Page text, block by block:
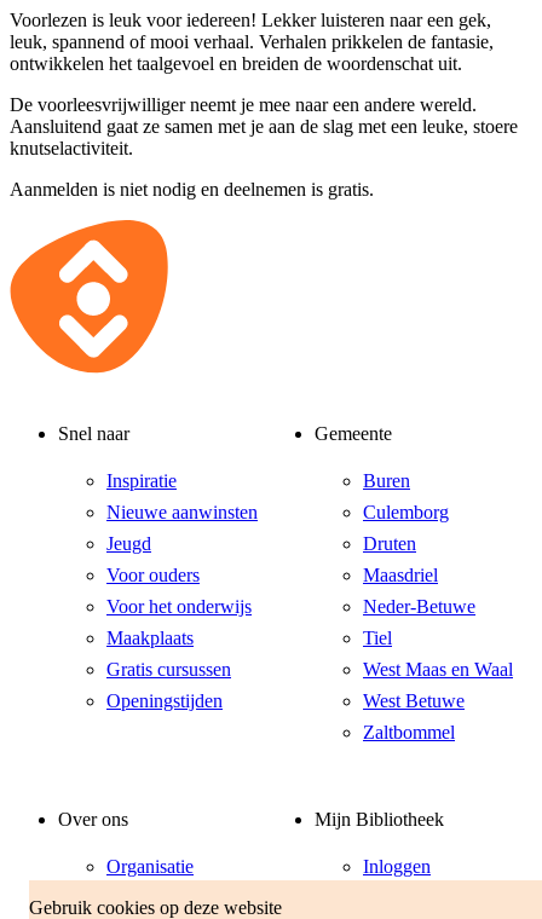
Gebruik cookies op deze website
Voorlezen is leuk voor iedereen! Lekker luisteren naar een gek,
leuk, spannend of mooi verhaal. Verhalen prikkelen de fantasie,
ontwikkelen het taalgevoel en breiden de woordenschat uit.
De voorleesvrijwilliger neemt je mee naar een andere wereld.
Aansluitend gaat ze samen met je aan de slag met een leuke, stoere
knutselactiviteit.
Aanmelden is niet nodig en deelnemen is gratis.
Snel naar
Inspiratie
Nieuwe aanwinsten
Jeugd
Voor ouders
Voor het onderwijs
Maakplaats
Gratis cursussen
Openingstijden
Gemeente
Buren
Culemborg
Druten
Maasdriel
Neder-Betuwe
Tiel
West Maas en Waal
West Betuwe
Zaltbommel
Over ons
Organisatie
Vacatures
Mijn Bibliotheek
Inloggen